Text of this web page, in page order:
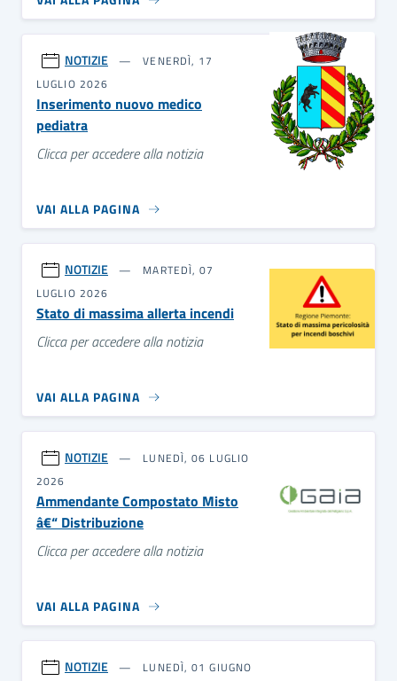
NOTIZIE
VENERDÌ, 17
LUGLIO 2026
Inserimento nuovo medico
pediatra
Clicca per accedere alla notizia
VAI ALLA PAGINA
NOTIZIE
MARTEDÌ, 07
LUGLIO 2026
Stato di massima allerta incendi
Clicca per accedere alla notizia
VAI ALLA PAGINA
NOTIZIE
LUNEDÌ, 06 LUGLIO
2026
Ammendante Compostato Misto
â€“ Distribuzione
Clicca per accedere alla notizia
VAI ALLA PAGINA
NOTIZIE
LUNEDÌ, 01 GIUGNO